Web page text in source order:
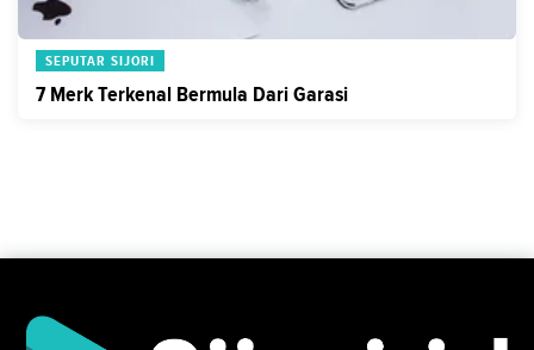
SEPUTAR SIJORI
7 Merk Terkenal Bermula Dari Garasi